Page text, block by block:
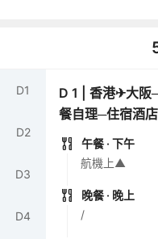
D1
D2
D3
D4
D1 |香港✈大阪
餐自理─住宿酒店
午餐 · 下午
航機上▲
晚餐 · 晚上
/